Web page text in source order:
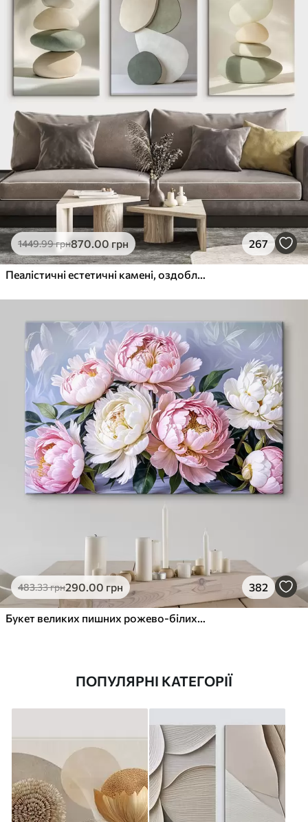
1449.99грн870.00 грн 267
Пеалістичні естетичні камені, оздоблення будинку, природне освітлення
483.33грн290.00 грн 382
Букет великих пишних рожево-білих квітів півонії із зеленим листям на м’якому розмитому фоні
ПОПУЛЯРНІ КАТЕГОРІЇ